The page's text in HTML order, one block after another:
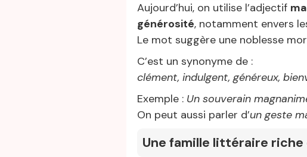
Aujourd’hui, on utilise l’adjectif
générosité, notamment envers
Le mot suggère une noblesse
C’est un synonyme de :
clément, indulgent, généreux,
Exemple : Un souverain
On peut aussi parler d’un geste
Une famille littéraire riche